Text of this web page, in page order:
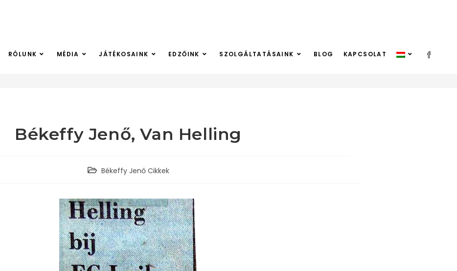
RÓLUNK MÉDIA JÁTÉKOSAINK EDZŐINK SZOLGÁLTATÁSAINK BLOG KAPCSOLAT
Békeffy Jenő, Van Helling
Békeffy Jenő Cikkek